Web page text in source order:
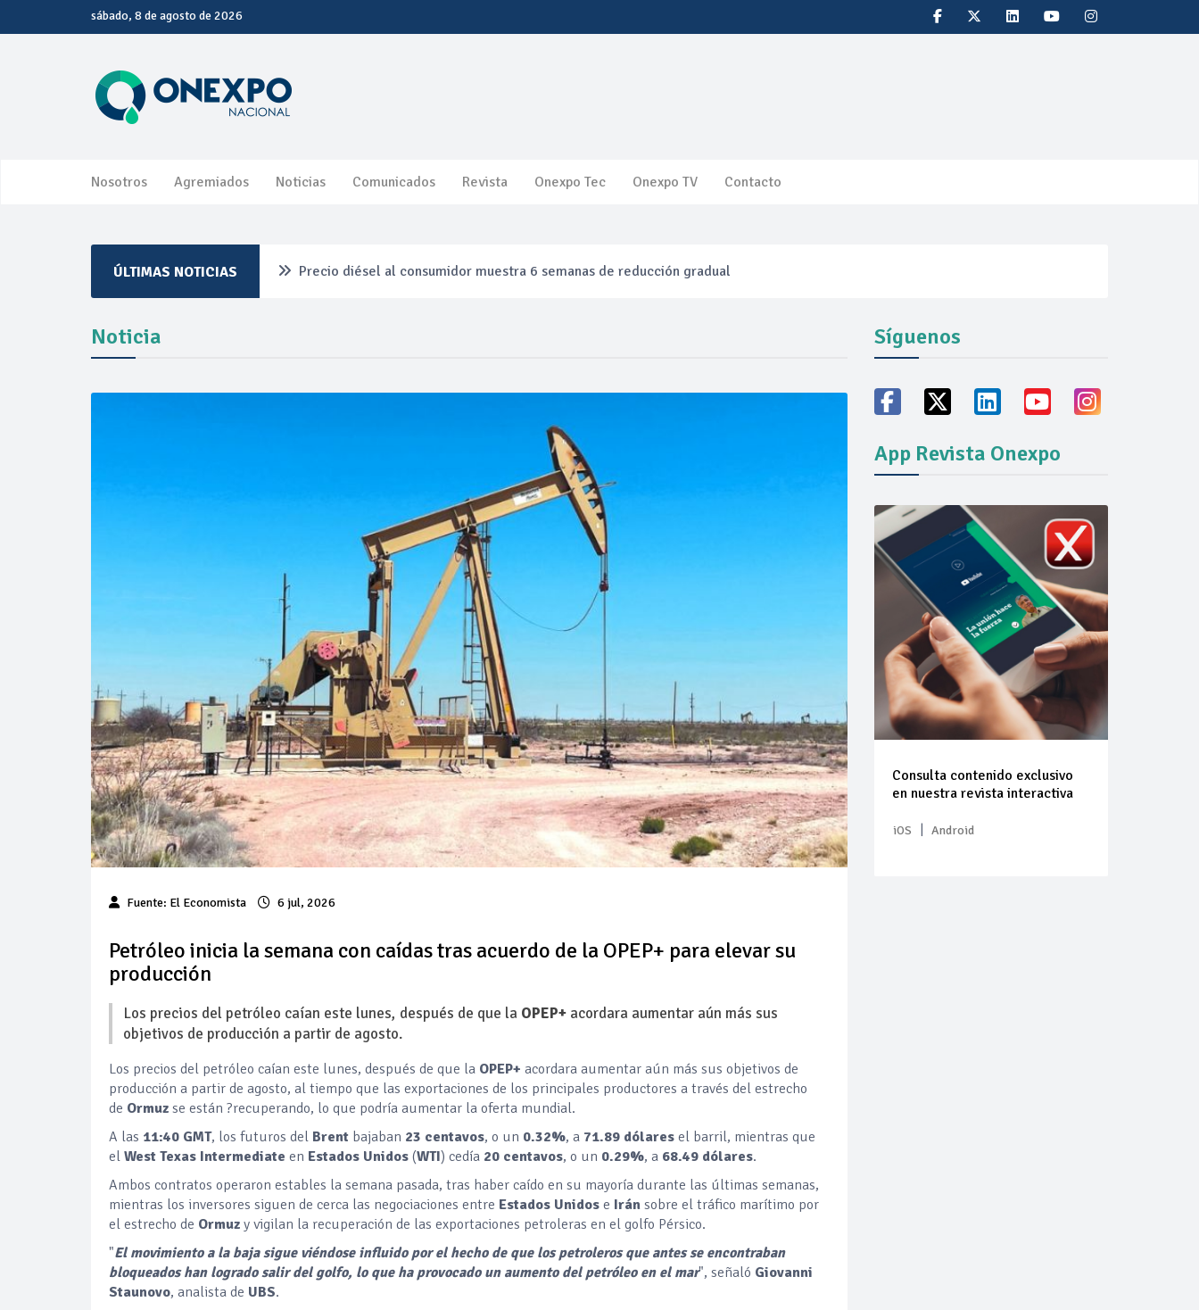
sábado, 8 de agosto de 2026
Nosotros Agremiados Noticias Comunicados Revista Onexpo Tec Onexpo TV Contacto
ÚLTIMAS NOTICIAS Precio diésel al consumidor muestra 6 semanas de reducción gradual
Cautela en el mercado por conversaciones Irán-Omán mantienen precios al alza
Pierde Pemex 71 millones de pesos al día por "procesadoras" ilegales
Pacto dispara 83% ventas diésel Pemex
Incertidumbre regulatoria pone a prueba las inversiones de las Estaciones de Servicio familiares
Precio del diésel comprime el margen de las gasolineras: se espera estabilización del mercado
Baja 5% más el precio internacional del crudo por posible acuerdo de paz
Petróleo continúa su descenso en el mercado internacional
Noticia
Fuente: El Economista 6 jul, 2026
Petróleo inicia la semana con caídas tras acuerdo de la OPEP+ para elevar su
producción
Los precios del petróleo caían este lunes, después de que la OPEP+ acordara aumentar aún más sus
objetivos de producción a partir de agosto.
Los precios del petróleo caían este lunes, después de que la OPEP+ acordara aumentar aún más sus objetivos de
producción a partir de agosto, al tiempo que las exportaciones de los principales productores a través del estrecho
de Ormuz se están ?recuperando, lo que podría aumentar la oferta mundial.
A las 11:40 GMT, los futuros del Brent bajaban 23 centavos, o un 0.32%, a 71.89 dólares el barril, mientras que
el West Texas Intermediate en Estados Unidos (WTI) cedía 20 centavos, o un 0.29%, a 68.49 dólares.
Ambos contratos operaron estables la semana pasada, tras haber caído en su mayoría durante las últimas semanas,
mientras los inversores siguen de cerca las negociaciones entre Estados Unidos e Irán sobre el tráfico marítimo por
el estrecho de Ormuz y vigilan la recuperación de las exportaciones petroleras en el golfo Pérsico.
"El movimiento a la baja sigue viéndose influido por el hecho de que los petroleros que antes se encontraban
bloqueados han logrado salir del golfo, lo que ha provocado un aumento del petróleo en el mar", señaló Giovanni
Staunovo, analista de UBS.
Síguenos
App Revista Onexpo
Consulta contenido exclusivo
en nuestra revista interactiva
iOS | Android